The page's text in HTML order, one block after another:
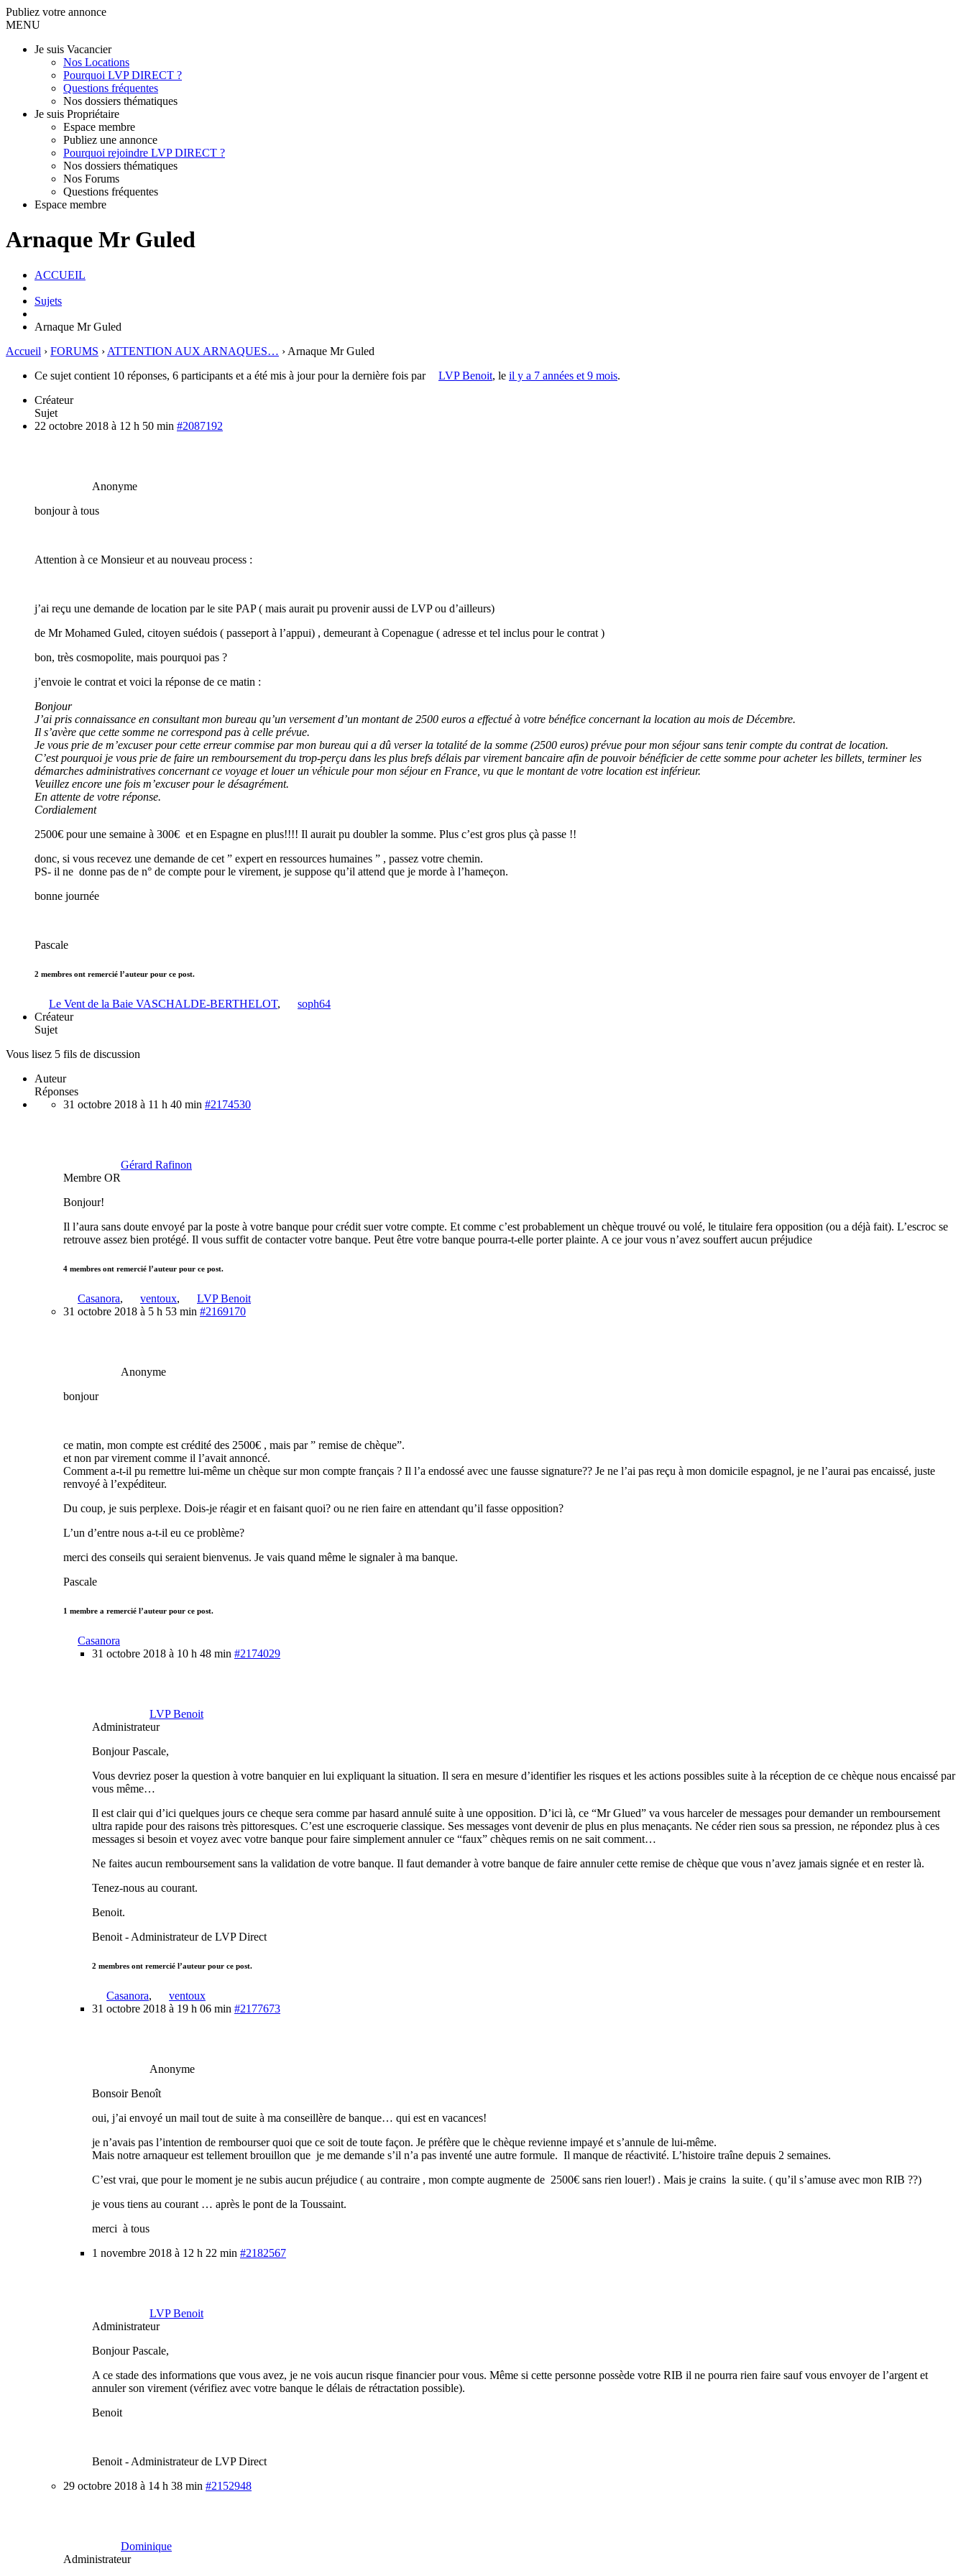
Publiez votre annonce
MENU
Je suis Vacancier
Nos Locations
Pourquoi LVP DIRECT ?
Questions fréquentes
Nos dossiers thématiques
Je suis Propriétaire
Espace membre
Publiez une annonce
Pourquoi rejoindre LVP DIRECT ?
Nos dossiers thématiques
Nos Forums
Questions fréquentes
Espace membre
Arnaque Mr Guled
ACCUEIL
Sujets
Arnaque Mr Guled
Accueil › FORUMS › ATTENTION AUX ARNAQUES… › Arnaque Mr Guled
Ce sujet contient 10 réponses, 6 participants et a été mis à jour pour la dernière fois par
LVP Benoit, le il y a 7 années et 9 mois.
Créateur
Sujet
22 octobre 2018 à 12 h 50 min #2087192
Anonyme
bonjour à tous
Attention à ce Monsieur et au nouveau process :
j’ai reçu une demande de location par le site PAP ( mais aurait pu provenir aussi de LVP ou d’ailleurs)
de Mr Mohamed Guled, citoyen suédois ( passeport à l’appui) , demeurant à Copenague ( adresse et tel inclus pour le contrat )
bon, très cosmopolite, mais pourquoi pas ?
j’envoie le contrat et voici la réponse de ce matin :
Bonjour
J’ai pris connaissance en consultant mon bureau qu’un versement d’un montant de 2500 euros a effectué à votre bénéfice concernant la location au mois de Décembre.
Il s’avère que cette somme ne correspond pas à celle prévue.
Je vous prie de m’excuser pour cette erreur commise par mon bureau qui a dû verser la totalité de la somme (2500 euros) prévue pour mon séjour sans tenir compte du contrat de location.
C’est pourquoi je vous prie de faire un remboursement du trop-perçu dans les plus brefs délais par virement bancaire afin de pouvoir bénéficier de cette somme pour acheter les billets, terminer les
démarches administratives concernant ce voyage et louer un véhicule pour mon séjour en France, vu que le montant de votre location est inférieur.
Veuillez encore une fois m’excuser pour le désagrément.
En attente de votre réponse.
Cordialement
2500€ pour une semaine à 300€ et en Espagne en plus!!!! Il aurait pu doubler la somme. Plus c’est gros plus çà passe !!
donc, si vous recevez une demande de cet ” expert en ressources humaines ” , passez votre chemin.
PS- il ne donne pas de n° de compte pour le virement, je suppose qu’il attend que je morde à l’hameçon.
bonne journée
Pascale
2 membres ont remercié l’auteur pour ce post.
Le Vent de la Baie VASCHALDE-BERTHELOT,
soph64
Créateur
Sujet
Vous lisez 5 fils de discussion
Auteur
Réponses
31 octobre 2018 à 11 h 40 min #2174530
Gérard Rafinon
Membre OR
Bonjour!
Il l’aura sans doute envoyé par la poste à votre banque pour crédit suer votre compte. Et comme c’est probablement un chèque trouvé ou volé, le titulaire fera opposition (ou a déjà fait). L’escroc se
retrouve assez bien protégé. Il vous suffit de contacter votre banque. Peut être votre banque pourra-t-elle porter plainte. A ce jour vous n’avez souffert aucun préjudice
4 membres ont remercié l’auteur pour ce post.
Casanora, ventoux,
LVP Benoit
31 octobre 2018 à 5 h 53 min #2169170
Anonyme
bonjour
ce matin, mon compte est crédité des 2500€ , mais par ” remise de chèque”.
et non par virement comme il l’avait annoncé.
Comment a-t-il pu remettre lui-même un chèque sur mon compte français ? Il l’a endossé avec une fausse signature?? Je ne l’ai pas reçu à mon domicile espagnol, je ne l’aurai pas encaissé, juste
renvoyé à l’expéditeur.
Du coup, je suis perplexe. Dois-je réagir et en faisant quoi? ou ne rien faire en attendant qu’il fasse opposition?
L’un d’entre nous a-t-il eu ce problème?
merci des conseils qui seraient bienvenus. Je vais quand même le signaler à ma banque.
Pascale
1 membre a remercié l’auteur pour ce post.
Casanora
31 octobre 2018 à 10 h 48 min #2174029
LVP Benoit
Administrateur
Bonjour Pascale,
Vous devriez poser la question à votre banquier en lui expliquant la situation. Il sera en mesure d’identifier les risques et les actions possibles suite à la réception de ce chèque nous encaissé par
vous même…
Il est clair qui d’ici quelques jours ce cheque sera comme par hasard annulé suite à une opposition. D’ici là, ce “Mr Glued” va vous harceler de messages pour demander un remboursement
ultra rapide pour des raisons très pittoresques. C’est une escroquerie classique. Ses messages vont devenir de plus en plus menaçants. Ne céder rien sous sa pression, ne répondez plus à ces
messages si besoin et voyez avec votre banque pour faire simplement annuler ce “faux” chèques remis on ne sait comment…
Ne faites aucun remboursement sans la validation de votre banque. Il faut demander à votre banque de faire annuler cette remise de chèque que vous n’avez jamais signée et en rester là.
Tenez-nous au courant.
Benoit.
Benoit - Administrateur de LVP Direct
2 membres ont remercié l’auteur pour ce post.
Casanora,
ventoux
31 octobre 2018 à 19 h 06 min #2177673
Anonyme
Bonsoir Benoît
oui, j’ai envoyé un mail tout de suite à ma conseillère de banque… qui est en vacances!
je n’avais pas l’intention de rembourser quoi que ce soit de toute façon. Je préfère que le chèque revienne impayé et s’annule de lui-même.
Mais notre arnaqueur est tellement brouillon que je me demande s’il n’a pas inventé une autre formule. Il manque de réactivité. L’histoire traîne depuis 2 semaines.
C’est vrai, que pour le moment je ne subis aucun préjudice ( au contraire , mon compte augmente de 2500€ sans rien louer!) . Mais je crains la suite. ( qu’il s’amuse avec mon RIB ??)
je vous tiens au courant … après le pont de la Toussaint.
merci à tous
1 novembre 2018 à 12 h 22 min #2182567
LVP Benoit
Administrateur
Bonjour Pascale,
A ce stade des informations que vous avez, je ne vois aucun risque financier pour vous. Même si cette personne possède votre RIB il ne pourra rien faire sauf vous envoyer de l’argent et
annuler son virement (vérifiez avec votre banque le délais de rétractation possible).
Benoit
Benoit - Administrateur de LVP Direct
29 octobre 2018 à 14 h 38 min #2152948
Dominique
Administrateur